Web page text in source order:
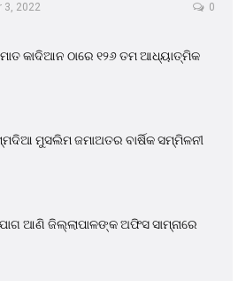
3, 2022 0
କାଦିଆନ ଠାରେ ୧୨୬ ତମ ଆଧ୍ୟାତ୍ମିକ
ମୁସଲିମ ଜମାଅତର ବାର୍ଷିକ ସମ୍ମିଳନୀ
ଆଣି ଜିଲ୍ଲାପାଳଙ୍କ ଅଫିସ ସାମ୍ନାରେ